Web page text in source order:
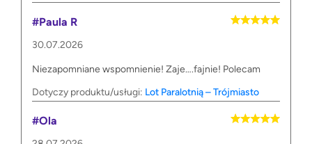
#Paula R
30.07.2026
Niezapomniane wspomnienie! Zaje….fajnie! Polecam
Dotyczy produktu/usługi: Lot Paralotnią – Trójmiasto
#Ola